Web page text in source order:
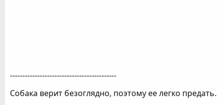
-------------------------------------------
Собака верит безоглядно, поэтому ее легко предать.